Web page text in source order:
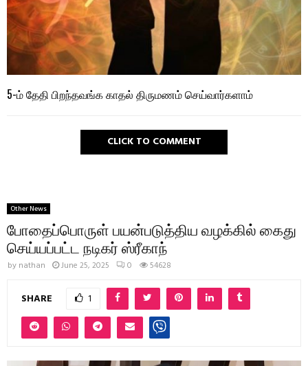
5-ம் தேதி பிறந்தவங்க காதல் திருமணம் செய்வார்களாம்
CLICK TO COMMENT
Other News
போதைப்பொருள் பயன்படுத்திய வழக்கில் கைது
செய்யப்பட்ட நடிகர் ஸ்ரீகாந்
by nathan June 25, 2025 0 54628
SHARE 1